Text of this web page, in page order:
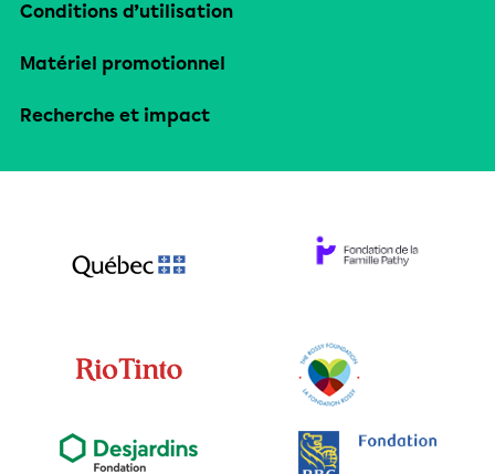
Conditions d’utilisation
Matériel promotionnel
Recherche et impact